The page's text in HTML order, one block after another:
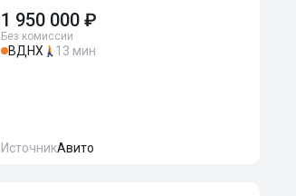
1 950 000 ₽
Без комиссии
ВДНХ 13 мин
ИсточникАвито